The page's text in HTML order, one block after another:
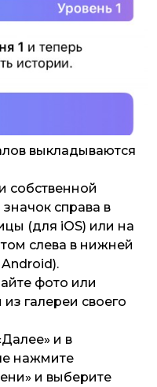
выкладываются
собственной
справа в
(для iOS) или на
слева в нижней
фото или
галереи своего
и в
нажмите
и выберите